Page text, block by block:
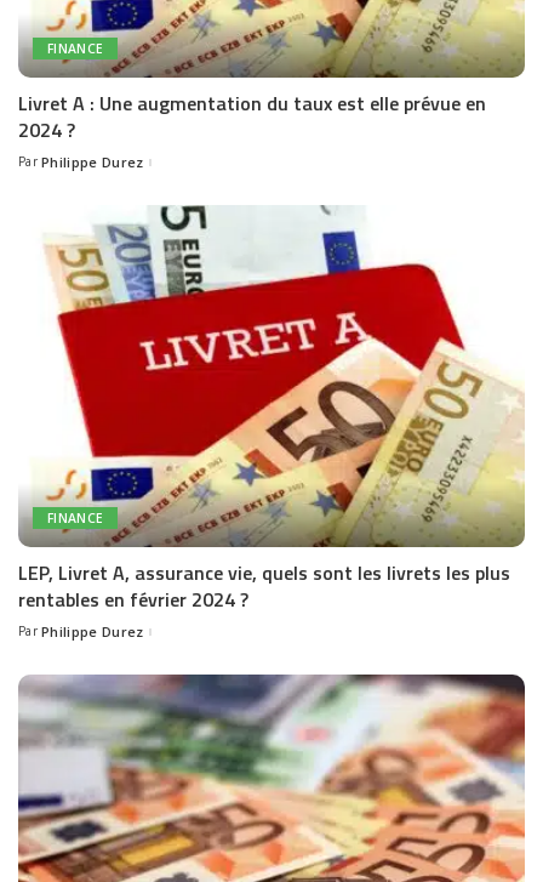
FINANCE
Livret A : Une augmentation du taux est elle prévue en
2024 ?
Posted
Par Philippe Durez
FINANCE
LEP, Livret A, assurance vie, quels sont les livrets les plus
rentables en février 2024 ?
Posted
Par Philippe Durez